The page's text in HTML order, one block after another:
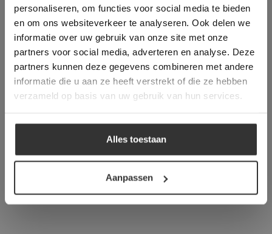
personaliseren, om functies voor social media te bieden
en om ons websiteverkeer te analyseren. Ook delen we
informatie over uw gebruik van onze site met onze
partners voor social media, adverteren en analyse. Deze
partners kunnen deze gegevens combineren met andere
informatie die u aan ze heeft verstrekt of die ze hebben
verzameld op basis van uw gebruik van hun services.
Alles toestaan
Aanpassen
Deze website gebruikt cookies om de
gebruikerservaring te verbeteren. Door
gebruik te maken van onze website geeft u
toestemming voor alle cookies in
overeenstemming met ons cookiebeleid.Lees
verder
ALLES ACCEPTEREN
ALLES AFWIJZEN
DETAILS WEERGEVEN